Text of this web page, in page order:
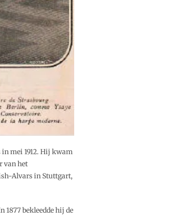
mei 1912. Hij kwam
van het
Alvars in Stuttgart,
bekleedde hij de